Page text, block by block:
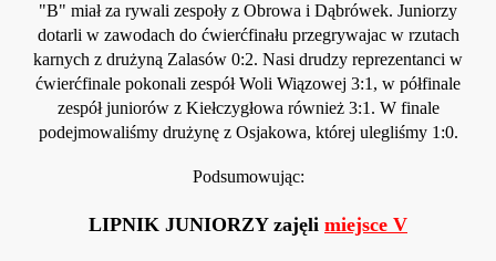
"B" miał za rywali zespoły z Obrowa i Dąbrówek. Juniorzy
dotarli w zawodach do ćwierćfinału przegrywajac w rzutach
karnych z drużyną Zalasów 0:2. Nasi drudzy reprezentanci w
ćwierćfinale pokonali zespół Woli Wiązowej 3:1, w półfinale
zespół juniorów z Kiełczygłowa również 3:1. W finale
podejmowaliśmy drużynę z Osjakowa, której ulegliśmy 1:0.
Podsumowując:
LIPNIK JUNIORZY zajęli miejsce V